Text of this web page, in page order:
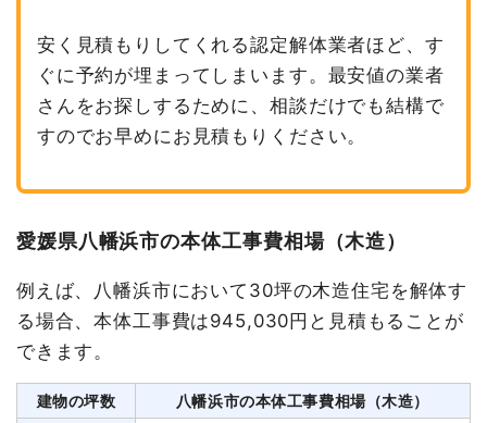
安く見積もりしてくれる認定解体業者ほど、す
ぐに予約が埋まってしまいます。最安値の業者
さんをお探しするために、相談だけでも結構で
すのでお早めにお見積もりください。
愛媛県八幡浜市の本体工事費相場（木造）
例えば、八幡浜市において30坪の木造住宅を解体す
る場合、本体工事費は945,030円と見積もることが
できます。
建物の坪数 八幡浜市の本体工事費相場（木造）